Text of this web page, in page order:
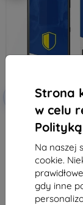
Strona
w celu
Na naszej
cookie.
gdy inne
Zniżka z
3MK Sony Xperia
Special
30,50
Na stanie: